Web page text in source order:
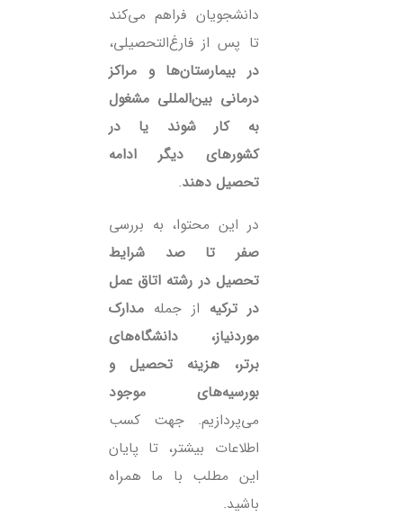
دانشجویان فراهم می‌کند
تا پس از فارغ‌التحصیلی،
در بیمارستان‌ها و مراکز
درمانی بین‌المللی مشغول
به کار شوند یا در
کشورهای دیگر ادامه
تحصیل دهند.
در این محتوا، به بررسی
صفر تا صد شرایط
تحصیل در رشته اتاق عمل
در ترکیه از جمله مدارک
موردنیاز، دانشگاه‌های
برتر، هزینه تحصیل و
بورسیه‌های موجود
می‌پردازیم. جهت کسب
اطلاعات بیشتر، تا پایان
این مطلب با ما همراه
باشید.